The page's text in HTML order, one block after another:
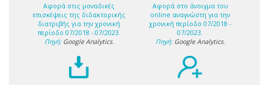
Αφορά στις μοναδικές
επισκέψεις της διδακτορικής
διατριβής για την χρονική
περίοδο 07/2018 - 07/2023.
Πηγή: Google Analytics.
Αφορά στο άνοιγμα του
online αναγνώστη για την
χρονική περίοδο 07/2018 -
07/2023.
Πηγή: Google Analytics.